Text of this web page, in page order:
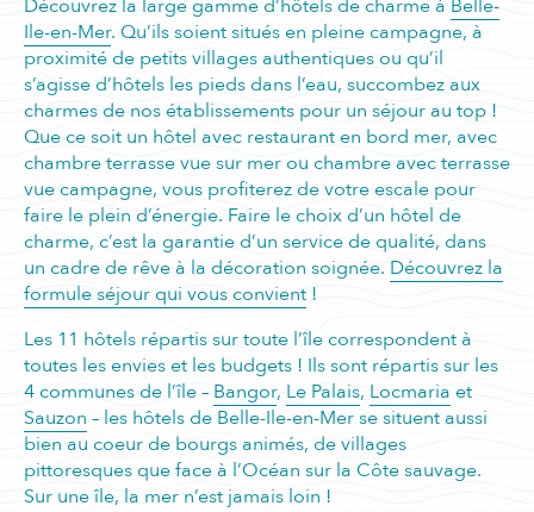
Découvrez la large gamme d’hôtels de charme à Belle-
Ile-en-Mer. Qu’ils soient situés en pleine campagne, à
proximité de petits villages authentiques ou qu’il
s’agisse d’hôtels les pieds dans l’eau, succombez aux
charmes de nos établissements pour un séjour au top !
Que ce soit un hôtel avec restaurant en bord mer, avec
chambre terrasse vue sur mer ou chambre avec terrasse
vue campagne, vous profiterez de votre escale pour
faire le plein d’énergie. Faire le choix d’un hôtel de
charme, c’est la garantie d’un service de qualité, dans
un cadre de rêve à la décoration soignée. Découvrez la
formule séjour qui vous convient !
Les 11 hôtels répartis sur toute l’île correspondent à
toutes les envies et les budgets ! Ils sont répartis sur les
4 communes de l’île – Bangor, Le Palais, Locmaria et
Sauzon – les hôtels de Belle-Ile-en-Mer se situent aussi
bien au coeur de bourgs animés, de villages
pittoresques que face à l’Océan sur la Côte sauvage.
Sur une île, la mer n’est jamais loin !